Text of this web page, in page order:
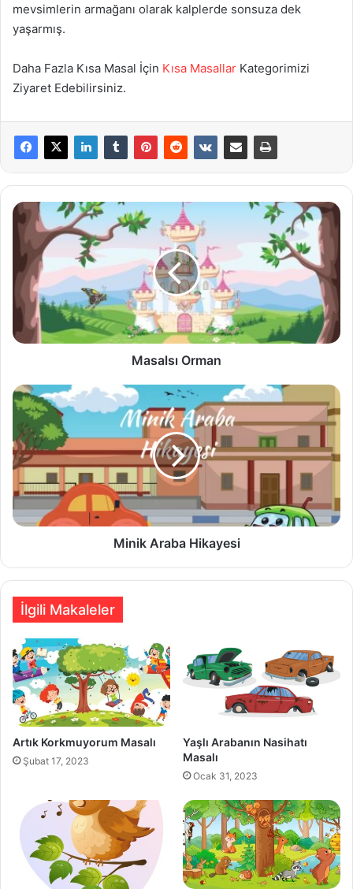
mevsimlerin armağanı olarak kalplerde sonsuza dek
yaşarmış.
Daha Fazla Kısa Masal İçin Kısa Masallar Kategorimizi
Ziyaret Edebilirsiniz.
Masalsı
Orman
Masalsı Orman
Minik
Araba
Hikayesi
Minik Araba Hikayesi
İlgili Makaleler
Artık Korkmuyorum Masalı
Şubat 17, 2023
Yaşlı Arabanın Nasihatı
Masalı
Ocak 31, 2023